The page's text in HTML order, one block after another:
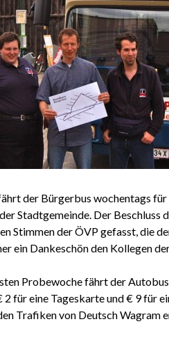
der Bürgerbus wochentags
Stadtgemeinde. Der
Stimmen der ÖVP gefasst, die
ein Dankeschön den Kollegen
Probewoche fährt der
für eine Tageskarte und € 9 für
Trafiken von Deutsch Wagram